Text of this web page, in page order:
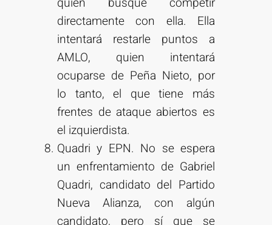
directamente con ella. Ella
intentará restarle puntos a
AMLO, quien intentará
ocuparse de Peña Nieto, por
lo tanto, el que tiene más
frentes de ataque abiertos es
el izquierdista.
Quadri y EPN. No se espera
un enfrentamiento de Gabriel
Quadri, candidato del Partido
Nueva Alianza, con algún
candidato, pero sí que se